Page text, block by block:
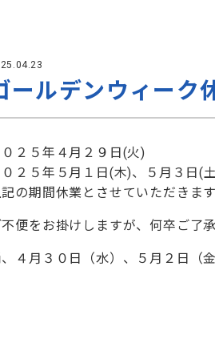
ールデンウィーク
０２５年４月２９日(火)
０２５年５月１日(木)、５月３日(
の期間休業とさせていただきま
不便をお掛けしますが、何卒ご了
、４月３０日（水）、５月２日（